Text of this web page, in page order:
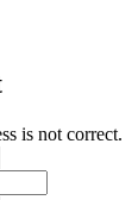
is not correct.